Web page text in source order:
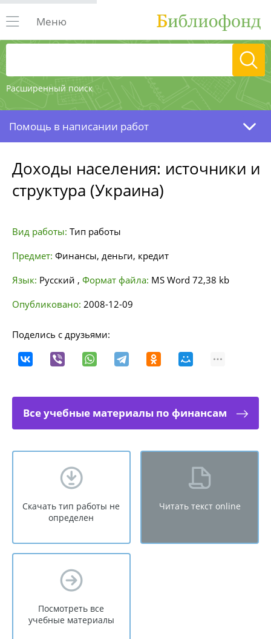
Расширенный поиск
Меню
Помощь в написании работ
Доходы населения: источники и
структура (Украина)
Вид работы: Тип работы
Предмет: Финансы, деньги, кредит
Язык: Русский , Формат файла: MS Word 72,38 kb
Опубликовано: 2008-12-09
Поделись с друзьями:
Все учебные материалы по финансам
Скачать тип работы не
определен
Читать текст online
Посмотреть все
учебные материалы